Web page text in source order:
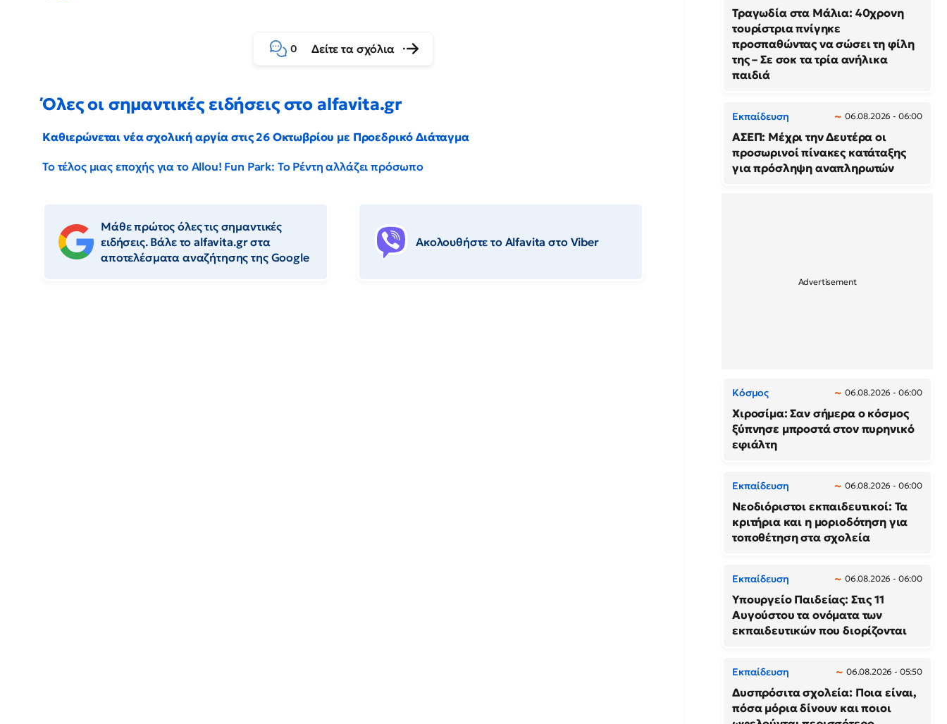
0 Δείτε τα σχόλια
Όλες οι σημαντικές ειδήσεις στο alfavita.gr
Καθιερώνεται νέα σχολική αργία στις 26 Οκτωβρίου με Προεδρικό Διάταγμα
Το τέλος μιας εποχής για το Allou! Fun Park: Το Ρέντη αλλάζει πρόσωπο
Μάθε πρώτος όλες τις σημαντικές
ειδήσεις. Βάλε το alfavita.gr στα
αποτελέσματα αναζήτησης της Google
Ακολουθήστε το Αlfavita στο Viber
Τραγωδία στα Μάλια: 40χρονη
τουρίστρια πνίγηκε
προσπαθώντας να σώσει τη φίλη
της – Σε σοκ τα τρία ανήλικα
παιδιά
Εκπαίδευση 06.08.2026 - 06:00
ΑΣΕΠ: Μέχρι την Δευτέρα οι
προσωρινοί πίνακες κατάταξης
για πρόσληψη αναπληρωτών
Κόσμος 06.08.2026 - 06:00
Χιροσίμα: Σαν σήμερα ο κόσμος
ξύπνησε μπροστά στον πυρηνικό
εφιάλτη
Εκπαίδευση 06.08.2026 - 06:00
Νεοδιόριστοι εκπαιδευτικοί: Τα
κριτήρια και η μοριοδότηση για
τοποθέτηση στα σχολεία
Εκπαίδευση 06.08.2026 - 06:00
Υπουργείο Παιδείας: Στις 11
Αυγούστου τα ονόματα των
εκπαιδευτικών που διορίζονται
Εκπαίδευση 06.08.2026 - 05:50
Δυσπρόσιτα σχολεία: Ποια είναι,
πόσα μόρια δίνουν και ποιοι